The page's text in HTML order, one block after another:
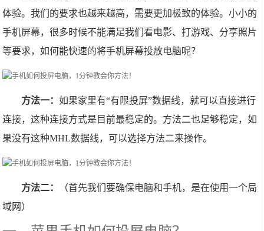
体验。我们的要求也越来越高，需要更加极致的体验。小小的
手机屏幕，很多时候不能满足我们看电影、打游戏、分享照片
等要求，如何能快速的将手机屏幕投放电脑呢？
方法一：如果家里有“有限投屏”数据线，就可以直接进行
连接，这种连接方式是目前最稳定的。方法二也足够稳定，如
果没有这种MHL数据线，可以选择方法二来操作。
方法二：
（首先我们要确保电脑和手机，是在使用一个局
域网）